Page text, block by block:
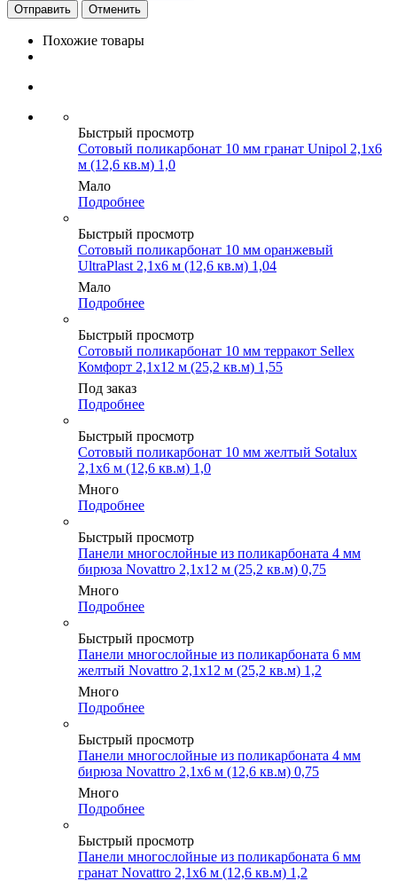
Отменить
Похожие товары
Быстрый просмотр
Сотовый поликарбонат 10 мм гранат Unipol 2,1х6
м (12,6 кв.м) 1,0
Мало
Подробнее
Быстрый просмотр
Сотовый поликарбонат 10 мм оранжевый
UltraPlast 2,1х6 м (12,6 кв.м) 1,04
Мало
Подробнее
Быстрый просмотр
Сотовый поликарбонат 10 мм терракот Sellex
Комфорт 2,1х12 м (25,2 кв.м) 1,55
Под заказ
Подробнее
Быстрый просмотр
Сотовый поликарбонат 10 мм желтый Sotalux
2,1х6 м (12,6 кв.м) 1,0
Много
Подробнее
Быстрый просмотр
Панели многослойные из поликарбоната 4 мм
бирюза Novattro 2,1х12 м (25,2 кв.м) 0,75
Много
Подробнее
Быстрый просмотр
Панели многослойные из поликарбоната 6 мм
желтый Novattro 2,1х12 м (25,2 кв.м) 1,2
Много
Подробнее
Быстрый просмотр
Панели многослойные из поликарбоната 4 мм
бирюза Novattro 2,1х6 м (12,6 кв.м) 0,75
Много
Подробнее
Быстрый просмотр
Панели многослойные из поликарбоната 6 мм
гранат Novattro 2,1х6 м (12,6 кв.м) 1,2